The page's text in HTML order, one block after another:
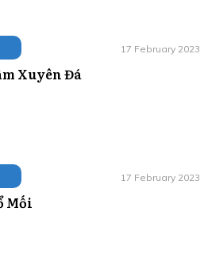
17 February 2023
Xuyên Đá
17 February 2023
Mối